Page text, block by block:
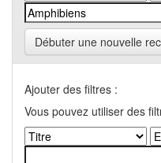
Débuter une nouvelle
Ajouter des filtres :
Vous pouvez utiliser des